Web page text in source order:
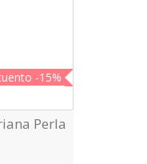
-15%
Perla